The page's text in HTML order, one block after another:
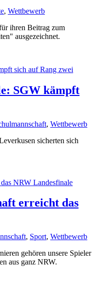
, Wettbewerb
ihren Beitrag zum
ausgezeichnet.
SGW kämpft
, Wettbewerb
sicherten sich
erreicht das
, Sport, Wettbewerb
gehören unsere Spieler
aus ganz NRW.